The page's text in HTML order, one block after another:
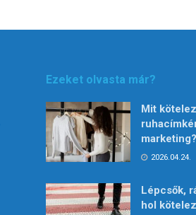
Ezeket olvasta már?
Mit
marketing?
2026.04.24.
Lépcsők,
hol